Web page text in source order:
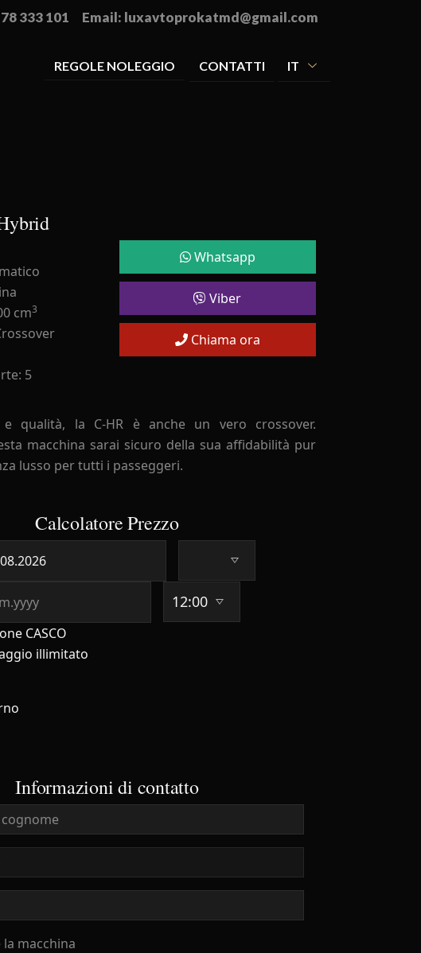
333 101 Email: luxavtoprokatmd@gmail.com
REGOLE NOLEGGIO CONTATTI IT
cm3
5
Whatsapp
Viber
Chiama ora
qualità, la C-HR è anche un vero crossover.
macchina sarai sicuro della sua affidabilità pur
lusso per tutti i passeggeri.
Calcolatore Prezzo
CASCO
illimitato
Informazioni di contatto
macchina